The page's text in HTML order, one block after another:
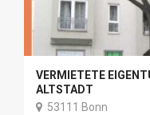
VERMIETETE
ALTSTADT
53111 Bonn